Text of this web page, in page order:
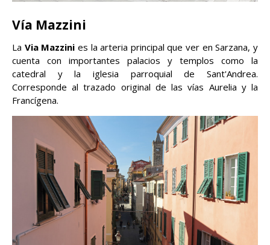
Vía Mazzini
La Via Mazzini es la arteria principal que ver en Sarzana, y
cuenta con importantes palacios y templos como la
catedral y la iglesia parroquial de Sant'Andrea.
Corresponde al trazado original de las vías Aurelia y la
Francígena.